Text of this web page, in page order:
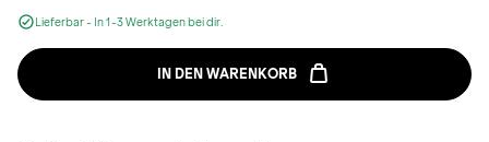
Lieferbar - In 1-3 Werktagen bei dir.
IN DEN WARENKORB